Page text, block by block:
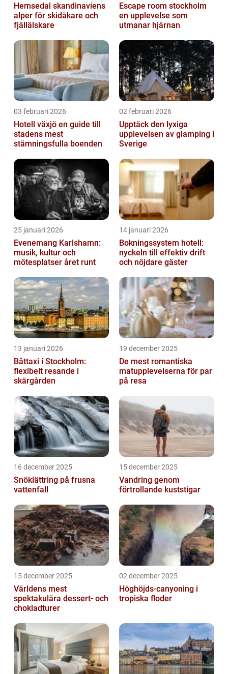
Hemsedal skandinaviens
alper för skidåkare och
fjällälskare
Escape room stockholm
en upplevelse som
utmanar hjärnan
03 februari 2026
Hotell växjö en guide till
stadens mest
stämningsfulla boenden
02 februari 2026
Upptäck den lyxiga
upplevelsen av glamping i
Sverige
25 januari 2026
Evenemang Karlshamn:
musik, kultur och
mötesplatser året runt
14 januari 2026
Bokningssystem hotell:
nyckeln till effektiv drift
och nöjdare gäster
13 januari 2026
Båttaxi i Stockholm:
flexibelt resande i
skärgården
19 december 2025
De mest romantiska
matupplevelserna för par
på resa
16 december 2025
Snöklättring på frusna
vattenfall
15 december 2025
Vandring genom
förtrollande kuststigar
15 december 2025
Världens mest
spektakulära dessert- och
chokladturer
02 december 2025
Höghöjds-canyoning i
tropiska floder